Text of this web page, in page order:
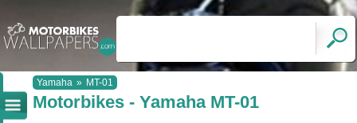
Yamaha » MT-01
Motorbikes - Yamaha MT-01